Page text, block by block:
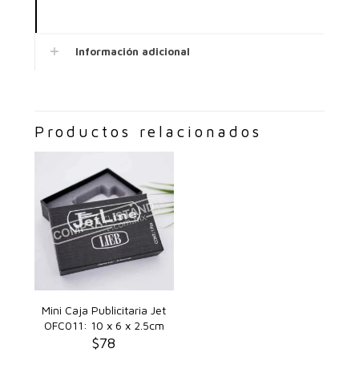
Información adicional
Productos relacionados
Mini Caja Publicitaria Jet
OFC011: 10 x 6 x 2.5cm
$78